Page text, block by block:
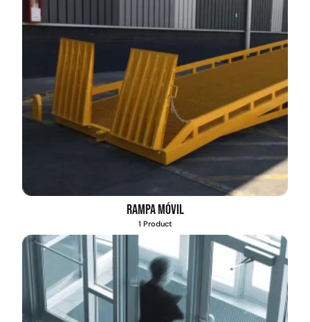
Rampa móvil
1 Product